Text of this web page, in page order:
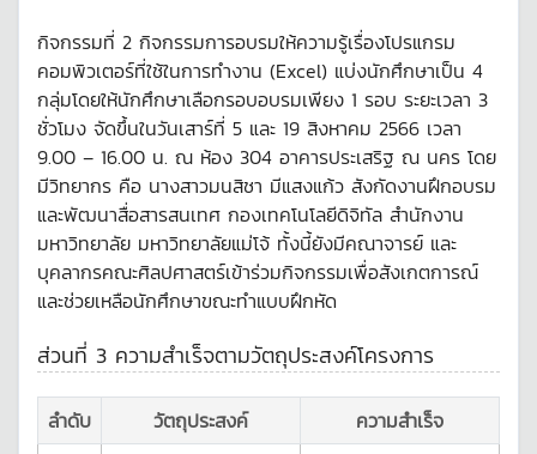
กิจกรรมที่ 2 กิจกรรมการอบรมให้ความรู้เรื่องโปรแกรม
คอมพิวเตอร์ที่ใช้ในการทำงาน (Excel) แบ่งนักศึกษาเป็น 4
กลุ่มโดยให้นักศึกษาเลือกรอบอบรมเพียง 1 รอบ ระยะเวลา 3
ชั่วโมง จัดขึ้นในวันเสาร์ที่ 5 และ 19 สิงหาคม 2566 เวลา
9.00 – 16.00 น. ณ ห้อง 304 อาคารประเสริฐ ณ นคร โดย
มีวิทยากร คือ นางสาวมนสิชา มีแสงแก้ว สังกัดงานฝึกอบรม
และพัฒนาสื่อสารสนเทศ กองเทคโนโลยีดิจิทัล สำนักงาน
มหาวิทยาลัย มหาวิทยาลัยแม่โจ้ ทั้งนี้ยังมีคณาจารย์ และ
บุคลากรคณะศิลปศาสตร์เข้าร่วมกิจกรรมเพื่อสังเกตการณ์
และช่วยเหลือนักศึกษาขณะทำแบบฝึกหัด
ส่วนที่ 3 ความสำเร็จตามวัตถุประสงค์โครงการ
ลำดับ วัตถุประสงค์ ความสำเร็จ